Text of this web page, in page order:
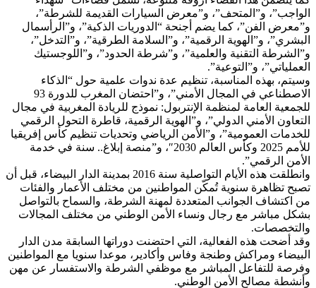
الواجب”، و”المتحف”، و”معرض السيارات القديمة للشرطة”،
و”معرض الفن”، كما يضم أجنحة “الدوريات الذكية”، و”الرأسمال
البشري”، و”الهوية الرقمية”، و”السلامة الطرقية”، و”التدخل”،
و”الشرطة التقنية والعلمية”، و”شرطة الحدود”، و”اللوجستيك
العملياتي”، و”التوعية”.
وسيتم، بهذه المناسبة، تنظيم عدة ندوات علمية حول “الذكاء
الاصطناعي في المجال الأمني”، و”احتضان المغرب للدورة 93
للجمعية العامة لمنظمة الإنتربول: نموذج للريادة المغربية في مجال
التعاون الأمني الدولي”، و”الهوية الرقمية، قاطرة التحول الرقمي
للخدمات العمومية”، و”الأمن الرياضي وتحديات تنظيم كأس إفريقيا
للأمم 2025 وكأس العالم 2030″، و”منصة إبلاغ.. سنة في خدمة
الأمن الرقمي”.
وانطلقت هذه الأيام التواصلية سنة 2016 بمدينة الدار البيضاء، قبل أن
تصبح تظاهرة سنوية تُمكّن المواطنين من مختلف الأعمار والفئات
من اكتشاف الجوانب المتعددة لمهنة الشرطة، والسماح بالتواصل
بشكل مباشر مع رجال ونساء الأمن الوطني من مختلف المجالات
والتخصصات.
وقد أضحت هذه الفعالية، التي احتضنت دوراتها السابقة مدن الدار
البيضاء ومراكش وطنجة وفاس وأكادير، موعدا سنويا مع المواطنين
وفرصة للتفاعل المباشر مع موظفي الشرطة والاستفسار عن مهن
وأنشطة مصالح الأمن الوطني.